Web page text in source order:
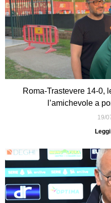
Roma-Trastevere 14-0,
l’amichevole a
19/